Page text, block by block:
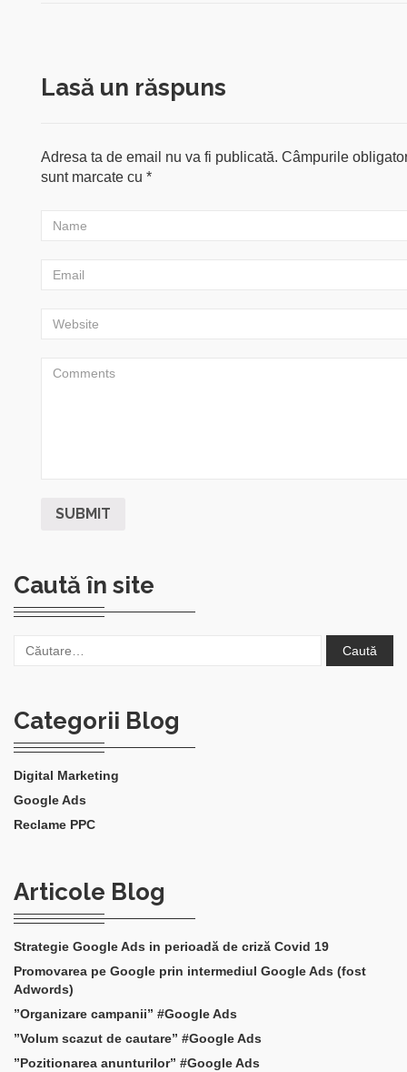
Lasă un răspuns
Adresa ta de email nu va fi publicată. Câmpurile
sunt marcate cu *
Caută în site
Caută
Categorii Blog
Digital Marketing
Google Ads
Reclame PPC
Articole Blog
Strategie Google Ads in perioadă de criză Covid 19
Promovarea pe Google prin intermediul Google Ads (fost
Adwords)
”Organizare campanii” #Google Ads
”Volum scazut de cautare” #Google Ads
”Pozitionarea anunturilor” #Google Ads